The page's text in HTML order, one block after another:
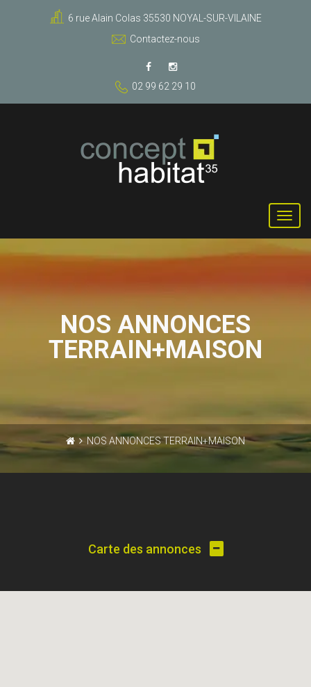
6 rue Alain Colas 35530 NOYAL-SUR-VILAINE
Contactez-nous
02 99 62 29 10
NOS ANNONCES
TERRAIN+MAISON
NOS ANNONCES TERRAIN+MAISON
Carte des annonces